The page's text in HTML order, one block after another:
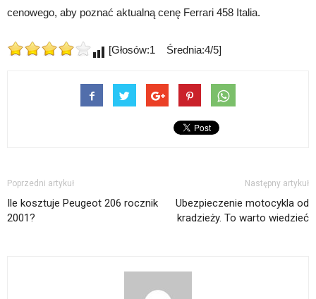
cenowego, aby poznać aktualną cenę Ferrari 458 Italia.
[Głosów:1 Średnia:4/5]
Poprzedni artykuł
Ile kosztuje Peugeot 206 rocznik
2001?
Następny artykuł
Ubezpieczenie motocykla od
kradzieży. To warto wiedzieć